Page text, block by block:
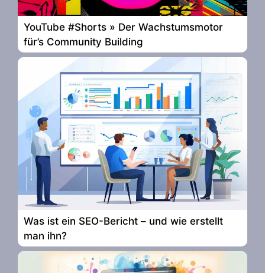
YouTube #Shorts » Der Wachstumsmotor
für’s Community Building
Was ist ein SEO-Bericht – und wie erstellt
man ihn?